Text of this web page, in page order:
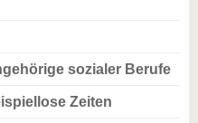
sozialer Berufe
Zeiten